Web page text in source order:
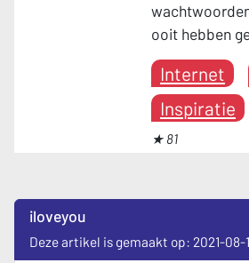
ooit hebben
Internet
Inspiratie
★ 81
iloveyou
Deze artikel is gemaakt op: 2021-08-